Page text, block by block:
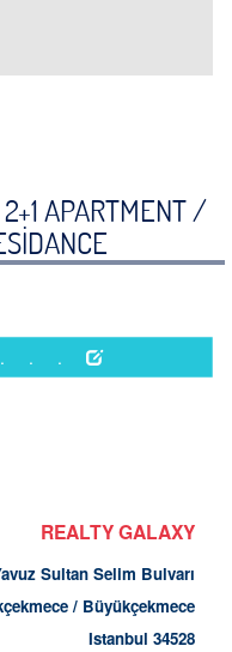
APARTMENT /
/
REALTY GALAXY
Sultan Selim Bulvarı
/ Büyükçekmece
34528 Istanbul